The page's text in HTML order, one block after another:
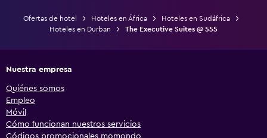
Ofertas de hotel Hoteles en África
Hoteles en Sudáfrica
Hoteles en Durban
The Executive Suites @ 555
Nuestra empresa
Quiénes somos
Empleo
Móvil
Cómo funcionan nuestros servicios
Códigos promocionales momondo